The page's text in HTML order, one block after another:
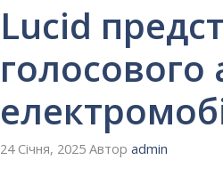
Lucid
голосового
24 Січня, 2025 Автор admin